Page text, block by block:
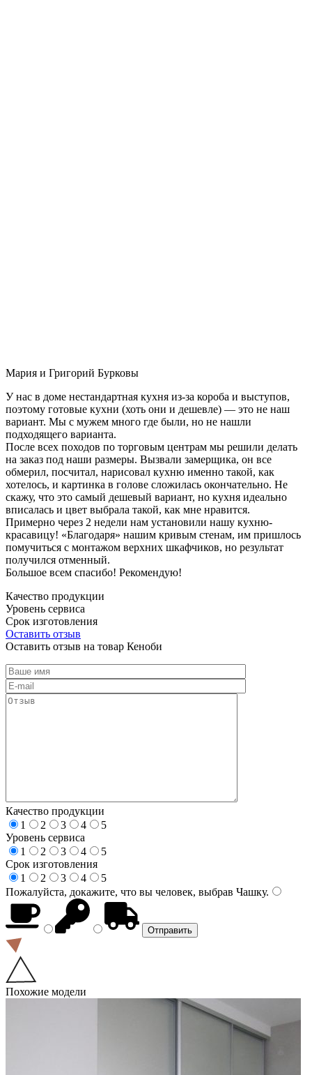
Мария и Григорий Бурковы
У нас в доме нестандартная кухня из-за короба и выступов,
поэтому готовые кухни (хоть они и дешевле) — это не наш
вариант. Мы с мужем много где были, но не нашли
подходящего варианта.
После всех походов по торговым центрам мы решили делать
на заказ под наши размеры. Вызвали замерщика, он все
обмерил, посчитал, нарисовал кухню именно такой, как
хотелось, и картинка в голове сложилась окончательно. Не
скажу, что это самый дешевый вариант, но кухня идеально
вписалась и цвет выбрала такой, как мне нравится.
Примерно через 2 недели нам установили нашу кухню-
красавицу! «Благодаря» нашим кривым стенам, им пришлось
помучиться с монтажом верхних шкафчиков, но результат
получился отменный.
Большое всем спасибо! Рекомендую!
Качество продукции
Уровень сервиса
Срок изготовления
Оставить отзыв
Оставить отзыв на товар Кеноби
Качество продукции
1
2 3 4
5
Уровень сервиса
1
2 3 4
5
Срок изготовления
1
2 3 4
5
Пожалуйста, докажите, что вы человек, выбрав Чашку.
Похожие модели